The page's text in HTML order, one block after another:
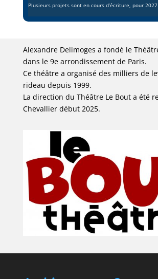
Plusieurs projets sont en cours d’écriture, pour 2027.
Alexandre Delimoges a fondé le
dans le 9e arrondissement de Paris.
Ce théâtre a organisé des milliers de
rideau depuis 1999.
La direction du Théâtre Le Bout a été
Chevallier début 2025.